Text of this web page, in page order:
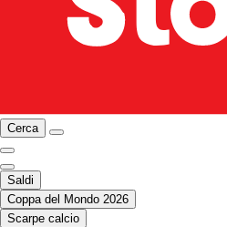
Cerca
Saldi
Coppa del Mondo 2026
Scarpe calcio